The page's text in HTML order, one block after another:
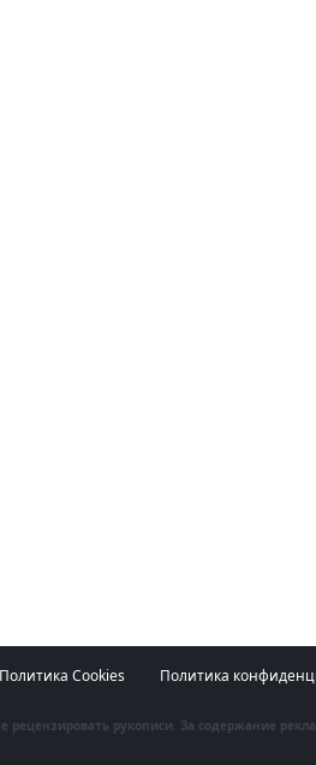
Политика Cookies Политика
рукописи. За содержание